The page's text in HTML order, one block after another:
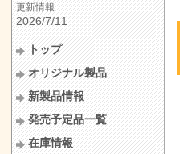
更新情報
2026/7/11
トップ
オリジナル製品
新製品情報
発売予定品一覧
在庫情報